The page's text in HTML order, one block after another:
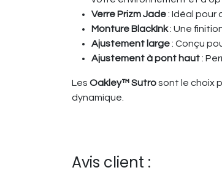
Verre Prizm Jade: Idéal pour
Monture BlackInk: Une
Ajustement large: Conçu
Ajustement à pont haut:
Les Oakley™ Sutrosont le choix
dynamique.
Avis client :